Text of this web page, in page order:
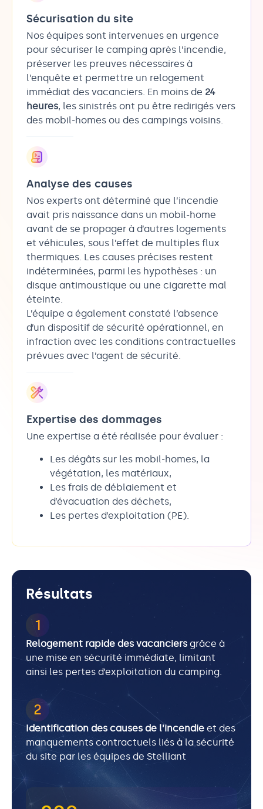
Sécurisation du site
Nos équipes sont intervenues en urgence
pour sécuriser le camping après l’incendie,
préserver les preuves nécessaires à
l’enquête et permettre un relogement
immédiat des vacanciers. En moins de 24
heures, les sinistrés ont pu être redirigés vers
des mobil-homes ou des campings voisins.
Analyse des causes
Nos experts ont déterminé que l’incendie
avait pris naissance dans un mobil-home
avant de se propager à d’autres logements
et véhicules, sous l’effet de multiples flux
thermiques. Les causes précises restent
indéterminées, parmi les hypothèses : un
disque antimoustique ou une cigarette mal
éteinte.
L’équipe a également constaté l’absence
d’un dispositif de sécurité opérationnel, en
infraction avec les conditions contractuelles
prévues avec l’agent de sécurité.
Expertise des dommages
Une expertise a été réalisée pour évaluer :
Les dégâts sur les mobil-homes, la
végétation, les matériaux,
Les frais de déblaiement et
d’évacuation des déchets,
Les pertes d’exploitation (PE).
Résultats
1
Relogement rapide des vacanciers grâce à
une mise en sécurité immédiate, limitant
ainsi les pertes d’exploitation du camping.
2
Identification des causes de l’incendie et des
manquements contractuels liés à la sécurité
du site par les équipes de Stelliant